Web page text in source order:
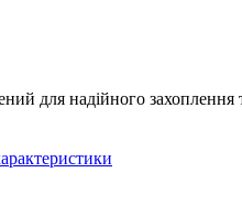
для надійного